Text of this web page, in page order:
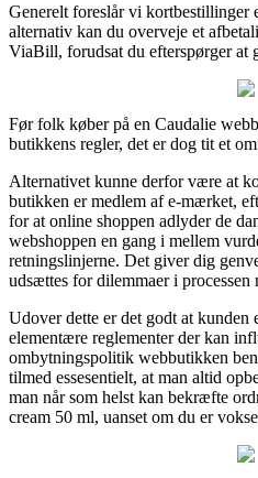
Generelt foreslår vi kortbestillinger
alternativ kan du overveje et
ViaBill, forudsat du efterspørger at
Før folk køber på en Caudalie
butikkens regler, det er dog tit et
Alternativet kunne derfor være at
butikken er medlem af e-mærket,
for at online shoppen adlyder de
webshoppen en gang i mellem
retningslinjerne. Det giver dig
udsættes for dilemmaer i processen
Udover dette er det godt at kunden
elementære reglementer der kan
ombytningspolitik webbutikken
tilmed essesentielt, at man altid
man når som helst kan bekræfte
cream 50 ml, uanset om du er